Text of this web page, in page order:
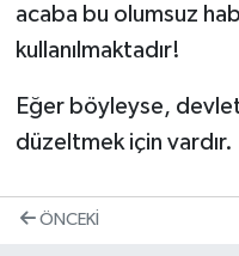
acaba bu olumsuz
kullanılmaktadır!
Eğer böyleyse,
düzeltmek için vardır.
ÖNCEKI